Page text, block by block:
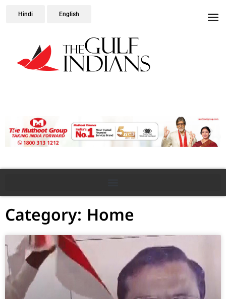
Hindi English
Category: Home